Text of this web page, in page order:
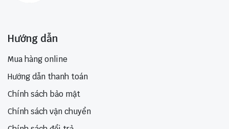
Hướng dẫn
Mua hàng online
Hướng dẫn thanh toán
Chính sách bảo mật
Chính sách vận chuyển